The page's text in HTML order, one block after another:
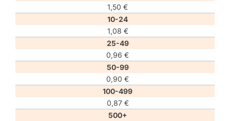
1,50 €
10-24
1,08 €
25-49
0,96 €
50-99
0,90 €
100-499
0,87 €
500+